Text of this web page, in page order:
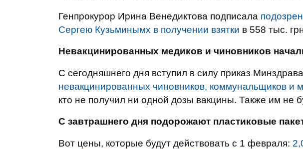
Генпрокурор Ирина Венедиктова подписала
Сергею Кузьминымх в получении взятки в 558 тыс.
Невакцинированных медиков и чиновников
С сегодняшнего дня вступил в силу приказ
невакцинированных чиновников, коммунальщиков и
кто не получил ни одной дозы вакцины. Также им не
С завтрашнего дня подорожают пластиковые
Вот цены, которые будут действовать с 1 февраля: